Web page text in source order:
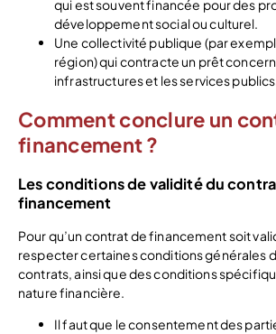
qui est souvent financée pour des
développement social ou culturel.
Une collectivité publique (par
région) qui contracte un prêt
infrastructures et les services
Comment conclure un
financement ?
Les conditions de validité du
financement
Pour qu’un contrat de financement soit
respecter certaines conditions générales
contrats, ainsi que des conditions
nature financière.
Il faut que le consentement des